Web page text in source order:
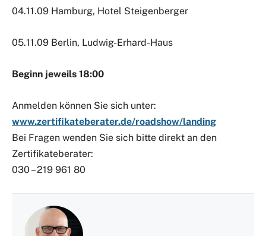
04.11.09 Hamburg, Hotel Steigenberger
05.11.09 Berlin, Ludwig-Erhard-Haus
Beginn jeweils 18:00
Anmelden können Sie sich unter:
www.zertifikateberater.de/roadshow/landing
Bei Fragen wenden Sie sich bitte direkt an den
Zertifikateberater:
030 – 219 961 80